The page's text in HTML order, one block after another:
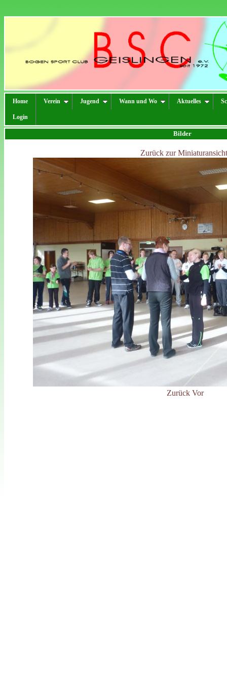
Home Verein Jugend Wann und Wo Aktuelles
Login
Bilder
Zurück zur
Zurück Vor